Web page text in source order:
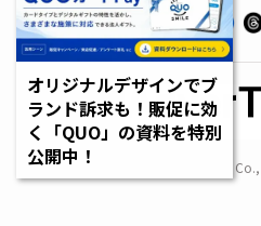
Copyright SENDENKAIGI
オリジナルデザインでブ
ランド訴求も！販促に効
く「QUO」の資料を特別
公開中！